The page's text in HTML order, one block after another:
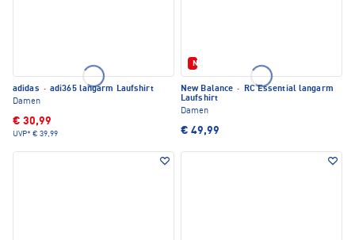
adidas · adi365 langarm Laufshirt
Damen
€ 30,99
UVP* € 39,99
Neu
New Balance ·
RC Essential langarm
Laufshirt
Damen
€ 49,99